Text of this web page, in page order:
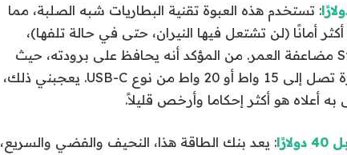
: تستخدم هذه العبوة تقنية البطاريات شبه الصلبة، مما
أمانًا (لن تشتعل فيها النيران، حتى في حالة تلفها)،
ويجب أن تدوم لفترة أطول. يقترح Statik مضاعفة العمر. من المؤكد أنه يحافظ على برودته، حيث
يقدم 5000 مللي أمبير في الساعة بقدرة تصل إلى 15 واط أو 20 واط من نوع USB-C. يعجبني ذلك،
: يعد بنك الطاقة هذا، النحيف والفضي والسريع،